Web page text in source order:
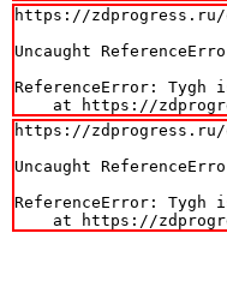
https://zdprogress.ru/
Uncaught
ReferenceError: Tygh
at https://
https://zdprogress.ru/
Uncaught
ReferenceError: Tygh
at https://